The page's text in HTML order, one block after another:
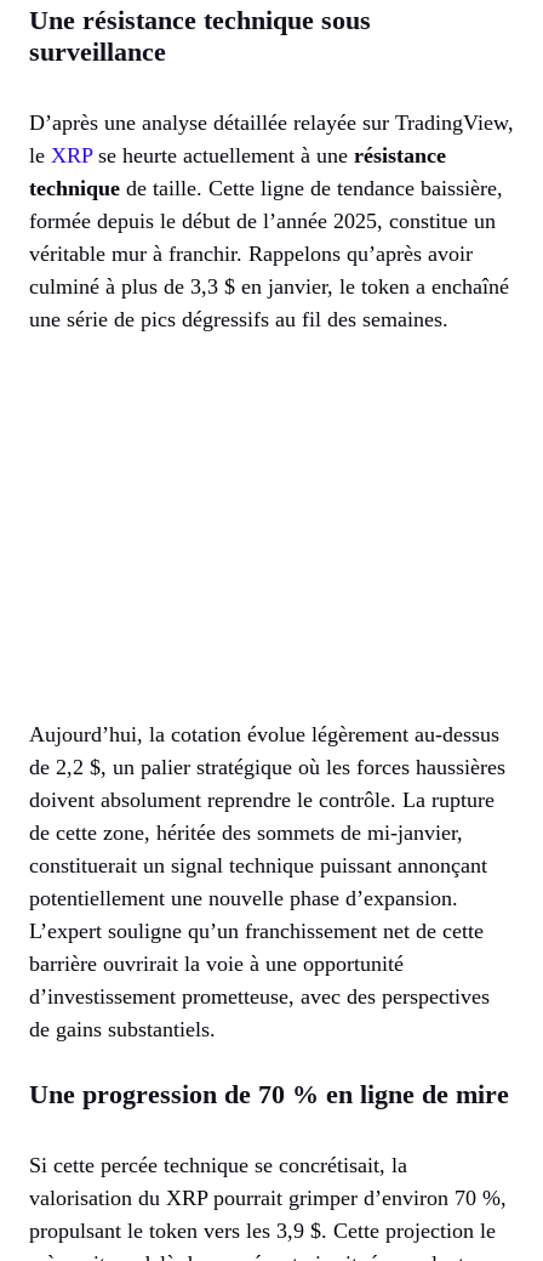
Une résistance technique sous
surveillance
D’après une analyse détaillée relayée sur TradingView,
le XRPse heurte actuellement à une résistance
technique de taille. Cette ligne de tendance baissière,
formée depuis le début de l’année 2025, constitue un
véritable mur à franchir. Rappelons qu’après avoir
culminé à plus de 3,3 $ en janvier, le token a enchaîné
une série de pics dégressifs au fil des semaines.
Aujourd’hui, la cotation évolue légèrement au-dessus
de 2,2 $, un palier stratégique où les forces haussières
doivent absolument reprendre le contrôle. La rupture
de cette zone, héritée des sommets de mi-janvier,
constituerait un signal technique puissant annonçant
potentiellement une nouvelle phase d’expansion.
L’expert souligne qu’un franchissement net de cette
barrière ouvrirait la voie à une opportunité
d’investissement prometteuse, avec des perspectives
de gains substantiels.
Une progression de 70 % en ligne de mire
Si cette percée technique se concrétisait, la
valorisation du XRP pourrait grimper d’environ 70 %,
propulsant le token vers les 3,9 $. Cette projection le